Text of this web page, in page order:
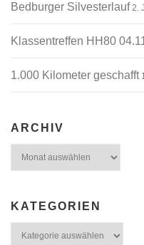
Bedburger Silvesterlauf 2.
Klassentreffen HH80
1.000 Kilometer geschafft
ARCHIV
KATEGORIEN